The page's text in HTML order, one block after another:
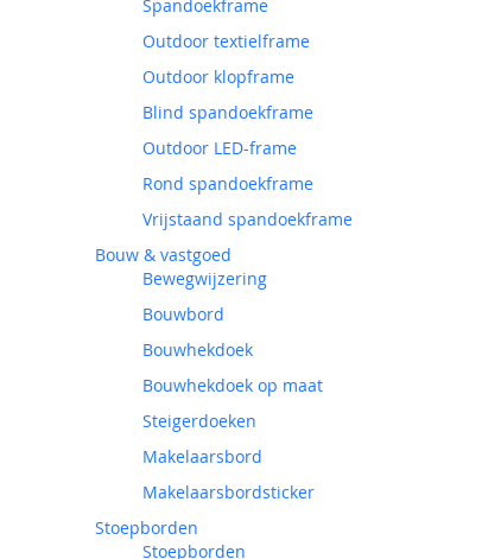
Spandoekframe
Outdoor textielframe
Outdoor klopframe
Blind spandoekframe
Outdoor LED-frame
Rond spandoekframe
Vrijstaand spandoekframe
Bouw & vastgoed
Bewegwijzering
Bouwbord
Bouwhekdoek
Bouwhekdoek op maat
Steigerdoeken
Makelaarsbord
Makelaarsbordsticker
Stoepborden
Stoepborden